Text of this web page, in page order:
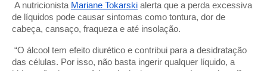
A nutricionista Mariane Tokarski alerta que a perda excessiva
de líquidos pode causar sintomas como tontura, dor de
cabeça, cansaço, fraqueza e até insolação.
“O álcool tem efeito diurético e contribui para a desidratação
das células. Por isso, não basta ingerir qualquer líquido, a